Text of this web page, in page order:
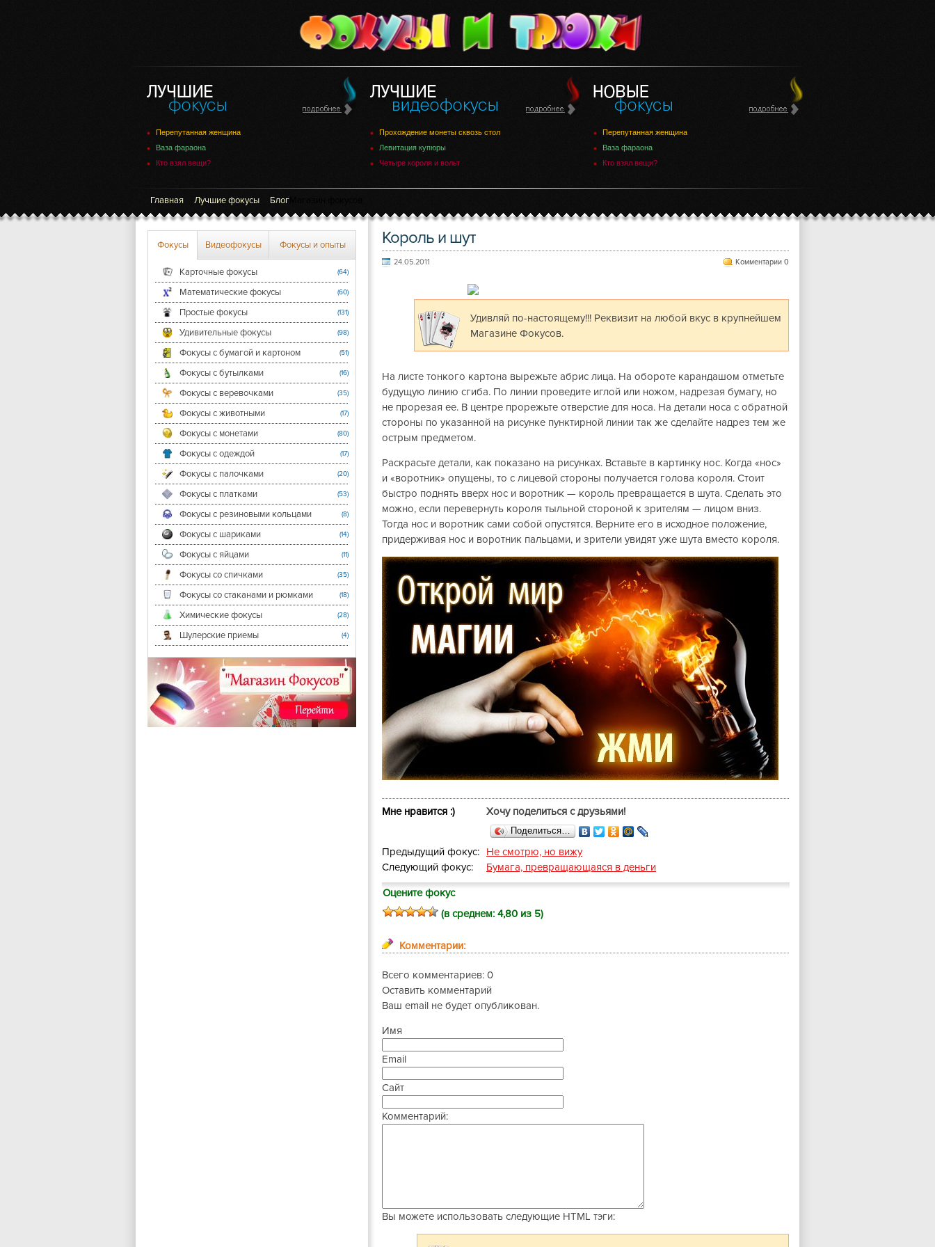
Перепутанная женщина
Ваза фараона
Кто взял вещи?
Прохождение монеты сквозь стол
Левитация купюры
Четыре короля и вольт
Перепутанная женщина
Ваза фараона
Кто взял вещи?
Главная Лучшие фокусы БлогМагазин фокусов
Фокусы Видеофокусы Фокусы и опыты
Карточные фокусы (64)
Математические фокусы (60)
Простые фокусы (131)
Удивительные фокусы (98)
Фокусы с бумагой и картоном (51)
Фокусы с бутылками (16)
Фокусы с веревочками (35)
Фокусы с животными (17)
Фокусы с монетами (80)
Фокусы с одеждой (17)
Фокусы с палочками (20)
Фокусы с платками (53)
Фокусы с резиновыми кольцами (8)
Фокусы с шариками (14)
Фокусы с яйцами (11)
Фокусы со спичками (35)
Фокусы со стаканами и рюмками (18)
Химические фокусы (28)
Шулерские приемы (4)
Король и шут
Комментарии 0
24.05.2011
Удивляй по-настоящему!!! Реквизит на любой вкус в крупнейшем
Магазине Фокусов.
На листе тонкого картона вырежьте абрис лица. На обороте карандашом отметьте
будущую линию сгиба. По линии проведите иглой или ножом, надрезая бумагу, но
не прорезая ее. В центре прорежьте отверстие для носа. На детали носа с обратной
стороны по указанной на рисунке пунктирной линии так же сделайте надрез тем же
острым предметом.
Раскрасьте детали, как показано на рисунках. Вставьте в картинку нос. Когда «нос»
и «воротник» опущены, то с лицевой стороны получается голова короля. Стоит
быстро поднять вверх нос и воротник — король превращается в шута. Сделать это
можно, если перевернуть короля тыльной стороной к зрителям — лицом вниз.
Тогда нос и воротник сами собой опустятся. Верните его в исходное положение,
придерживая нос и воротник пальцами, и зрители увидят уже шута вместо короля.
Мне нравится :) Хочу поделиться с друзьями!
Поделиться…
Предыдущий фокус:
Следующий фокус:
Не смотрю, но вижу
Бумага, превращающаяся в деньги
Оцените фокус
(в среднем: 4,80 из 5)
Комментарии:
Всего комментариев: 0
Оставить комментарий
Ваш email не будет опубликован.
Имя
Email
Сайт
Комментарий:
Вы можете использовать следующие HTML тэги: